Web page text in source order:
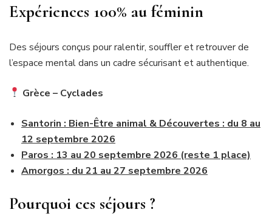
Expériences 100% au féminin
Des séjours conçus pour ralentir, souffler et retrouver de
l’espace mental dans un cadre sécurisant et authentique.
Grèce – Cyclades
Santorin : Bien-Être animal & Découvertes : du 8 au
12 septembre 2026
Paros : 13 au 20 septembre 2026 (reste 1 place)
Amorgos : du 21 au 27 septembre 2026
Pourquoi ces séjours ?